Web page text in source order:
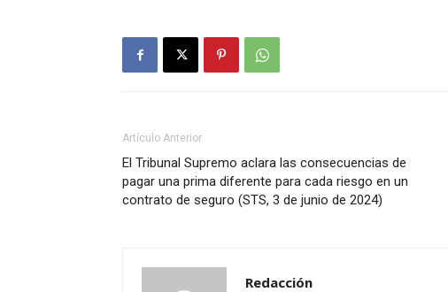
Artículo Anterior
El Tribunal Supremo aclara las consecuencias de
pagar una prima diferente para cada riesgo en un
contrato de seguro (STS, 3 de junio de 2024)
Redacción